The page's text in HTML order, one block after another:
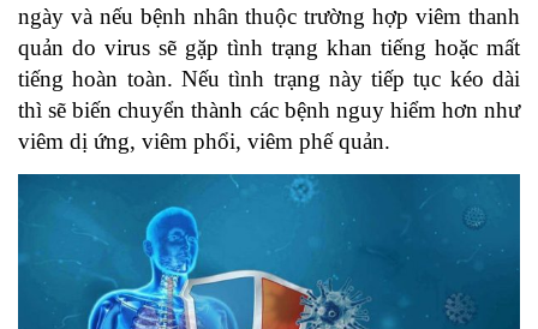
ngày và nếu bệnh nhân thuộc trường hợp viêm thanh
quản do virus sẽ gặp tình trạng khan tiếng hoặc mất
tiếng hoàn toàn. Nếu tình trạng này tiếp tục kéo dài
thì sẽ biến chuyển thành các bệnh nguy hiểm hơn như
viêm dị ứng, viêm phổi, viêm phế quản.